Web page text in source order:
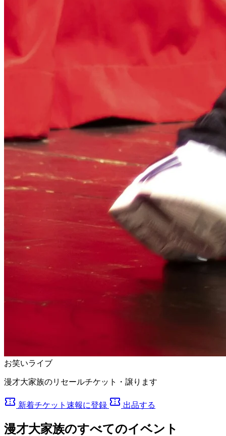
お笑いライブ
漫才大家族のリセールチケット・譲ります
confirmation_number 新着チケット速報に登録 confirmation_number 出品する
漫才大家族のすべてのイベント